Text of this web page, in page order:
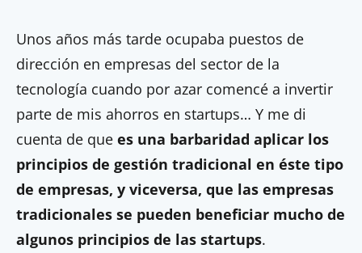
Unos años más tarde ocupaba puestos de
dirección en empresas del sector de la
tecnología cuando por azar comencé a invertir
parte de mis ahorros en startups… Y me di
cuenta de que es una barbaridad aplicar los
principios de gestión tradicional en éste tipo
de empresas, y viceversa, que las empresas
tradicionales se pueden beneficiar mucho de
algunos principios de las startups.